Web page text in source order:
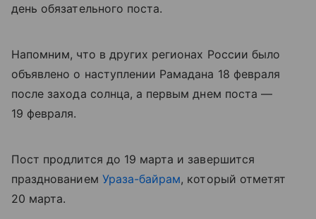
день обязательного поста.
Напомним, что в других регионах России было
объявлено о наступлении Рамадана 18 февраля
после захода солнца, а первым днем поста —
19 февраля.
Пост продлится до 19 марта и завершится
празднованием Ураза-байрам, который отметят
20 марта.